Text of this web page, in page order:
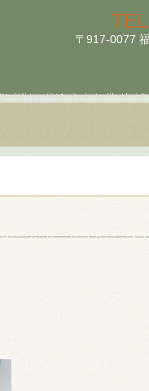
〒917-0077